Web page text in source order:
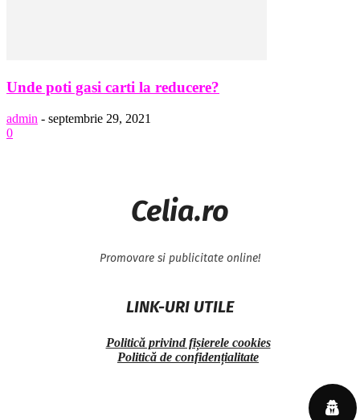
Unde poti gasi carti la reducere?
admin - septembrie 29, 2021
0
Celia.ro
Promovare si publicitate online!
LINK-URI UTILE
Politică privind fișierele cookies
Politică de confidențialitate